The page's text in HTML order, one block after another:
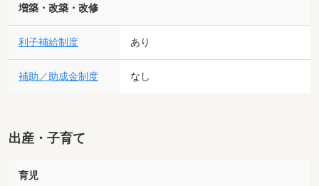
増築・改築・改修
利子補給制度 あり
補助／助成金制度 なし
出産・子育て
育児